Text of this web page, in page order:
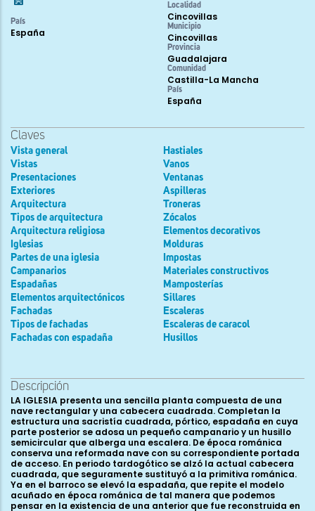
País
España
Localidad
Cincovillas
Municipio
Cincovillas
Provincia
Guadalajara
Comunidad
Castilla-La Mancha
País
España
Claves
Vista general
Vistas
Presentaciones
Exteriores
Arquitectura
Tipos de arquitectura
Arquitectura religiosa
Iglesias
Partes de una iglesia
Campanarios
Espadañas
Elementos arquitectónicos
Fachadas
Tipos de fachadas
Fachadas con espadaña
Hastiales
Vanos
Ventanas
Aspilleras
Troneras
Zócalos
Elementos decorativos
Molduras
Impostas
Materiales constructivos
Mamposterías
Sillares
Escaleras
Escaleras de caracol
Husillos
Descripción
LA IGLESIA presenta una sencilla planta compuesta de una
nave rectangular y una cabecera cuadrada. Completan la
estructura una sacristía cuadrada, pórtico, espadaña en cuya
parte posterior se adosa un pequeño campanario y un husillo
semicircular que alberga una escalera. De época románica
conserva una reformada nave con su correspondiente portada
de acceso. En periodo tardogótico se alzó la actual cabecera
cuadrada, que seguramente sustituyó a la primitiva románica.
Ya en el barroco se elevó la espadaña, que repite el modelo
acuñado en época románica de tal manera que podemos
pensar en la existencia de una anterior que fue reconstruida en